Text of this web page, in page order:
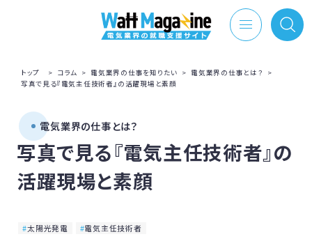
トップ > コラム > 電気業界の仕事を知りたい > 電気業界の仕事とは？
>
写真で見る『電気主任技術者』の活躍現場と素顔
電気業界の仕事とは？
写真で見る『電気主任技術者』の
活躍現場と素顔
太陽光発電 電気主任技術者